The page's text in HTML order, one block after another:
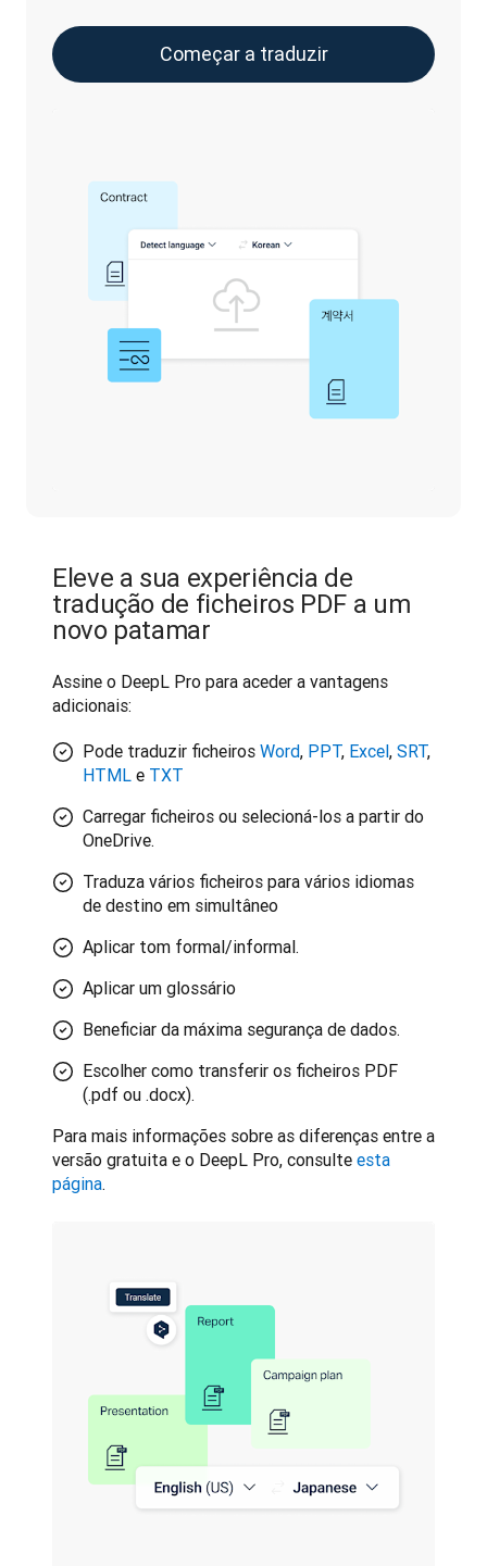
Começar a traduzir
Eleve a sua experiência de
tradução de ficheiros PDF a um
novo patamar
Assine o DeepL Pro para aceder a vantagens
adicionais:
Pode traduzir ficheiros Word, PPT, Excel, SRT,
HTML e TXT
Carregar ficheiros ou selecioná-los a partir do
OneDrive.
Traduza vários ficheiros para vários idiomas
de destino em simultâneo
Aplicar tom formal/informal.
Aplicar um glossário
Beneficiar da máxima segurança de dados.
Escolher como transferir os ficheiros PDF
(.pdf ou .docx).
Para mais informações sobre as diferenças entre a
versão gratuita e o DeepL Pro, consulte esta
página.